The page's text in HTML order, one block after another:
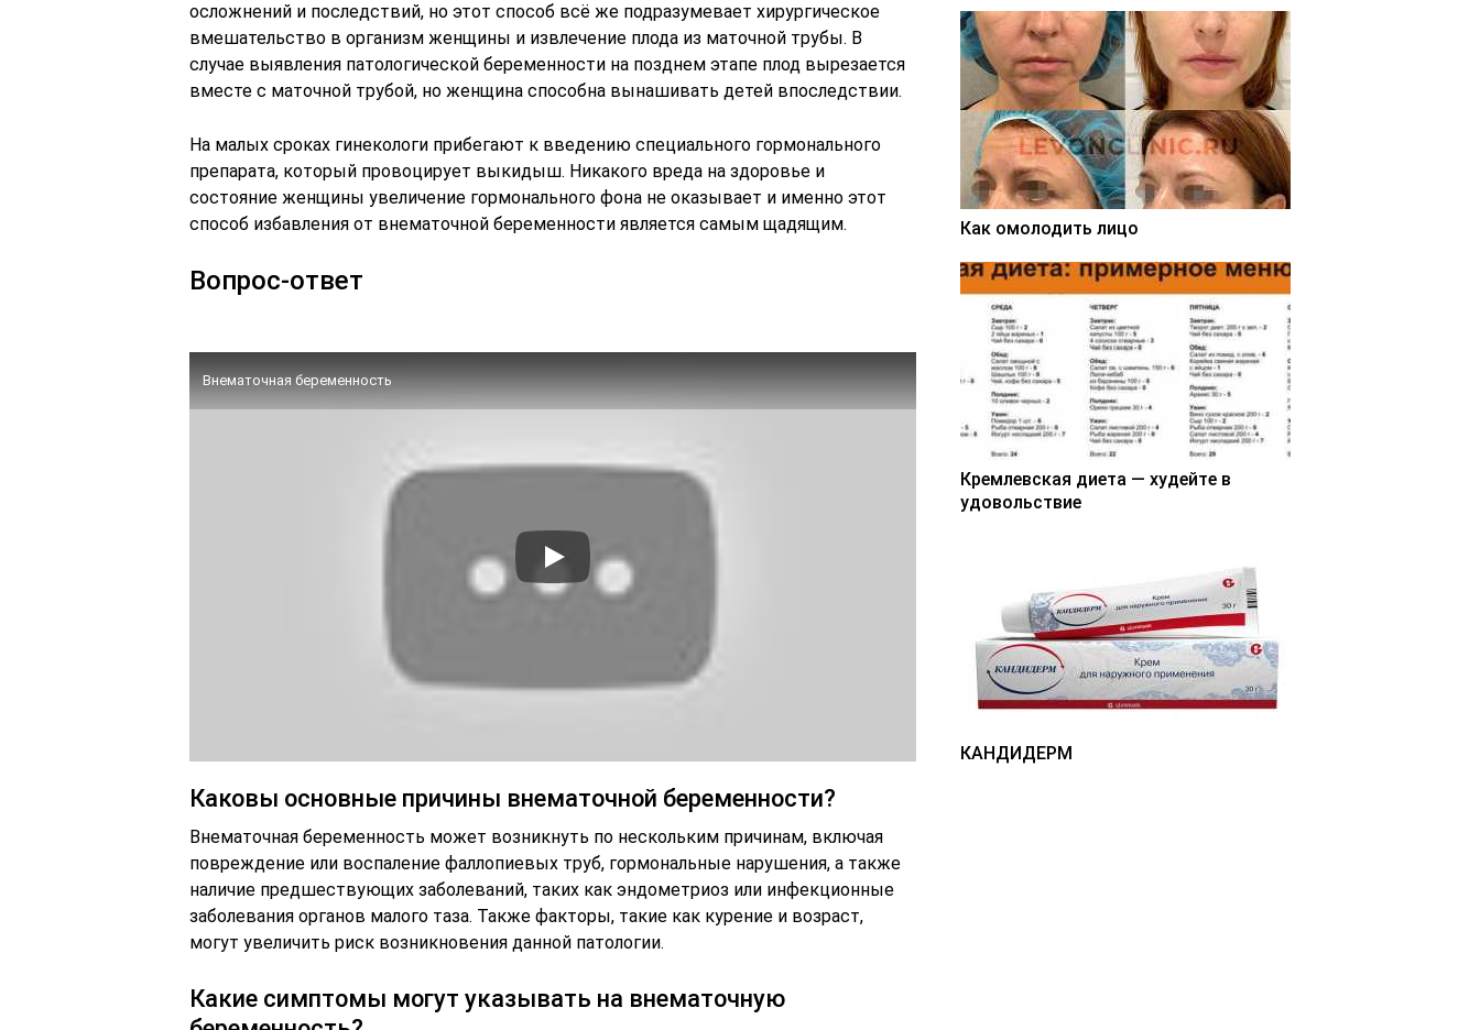
осложнений и последствий, но этот способ всё же подразумевает хирургическое
вмешательство в организм женщины и извлечение плода из маточной трубы. В
случае выявления патологической беременности на позднем этапе плод вырезается
вместе с маточной трубой, но женщина способна вынашивать детей впоследствии.
На малых сроках гинекологи прибегают к введению специального гормонального
препарата, который провоцирует выкидыш. Никакого вреда на здоровье и
состояние женщины увеличение гормонального фона не оказывает и именно этот
способ избавления от внематочной беременности является самым щадящим.
Вопрос-ответ
Внематочная беременность
Каковы основные причины внематочной беременности?
Внематочная беременность может возникнуть по нескольким причинам, включая
повреждение или воспаление фаллопиевых труб, гормональные нарушения, а также
наличие предшествующих заболеваний, таких как эндометриоз или инфекционные
заболевания органов малого таза. Также факторы, такие как курение и возраст,
могут увеличить риск возникновения данной патологии.
Какие симптомы могут указывать на внематочную
Как омолодить лицо
Кремлевская диета — худейте в
удовольствие
КАНДИДЕРМ